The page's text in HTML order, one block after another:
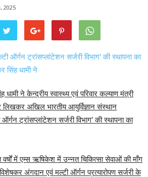
2025
धामी ने केन्द्रीय स्वास्थ्य एवं परिवार कल्याण मंत्री
अखिल भारतीय आयुर्विज्ञान संस्थान
ट्रांसप्लांटेशन सर्जरी विभाग’ की स्थापना का
में एम्स ऋषिकेश में उन्नत चिकित्सा सेवाओं की माँग
अंगदान एवं मल्टी ऑर्गन प्रत्यारोपण सर्जरी के